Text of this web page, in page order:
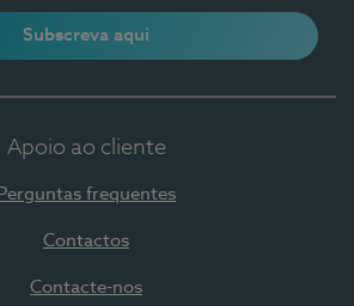
Subscreva aqui
Apoio ao cliente
Perguntas frequentes
Contactos
Contacte-nos